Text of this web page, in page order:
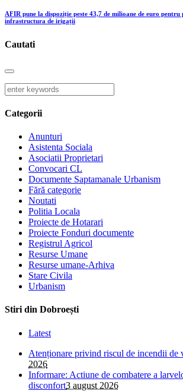
AFIR pune la dispoziție peste 43,7 de milioane de euro
infrastructura de irigații
Cautati
Categorii
Anunturi
Asistenta Sociala
Asociatii Proprietari
Convocari CL
Documente Saptamanale Urbanism
Fără categorie
Noutati
Politia Locala
Proiecte de Hotarari
Proiecte Fonduri documente
Registrul Agricol
Resurse Umane
Resurse umane-Arhiva
Stare Civila
Urbanism
Stiri din Dobroești
Latest
Atenționare privind riscul de incendii de
2026
Informare: Actiune de combatere a
disconfort3 august 2026